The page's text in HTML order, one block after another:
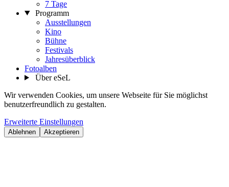
7 Tage
Programm
Ausstellungen
Kino
Bühne
Festivals
Jahresüberblick
Fotoalben
Über eSeL
Wir verwenden Cookies, um unsere Webseite für Sie möglichst
benutzerfreundlich zu gestalten.
Erweiterte Einstellungen
Ablehnen Akzeptieren